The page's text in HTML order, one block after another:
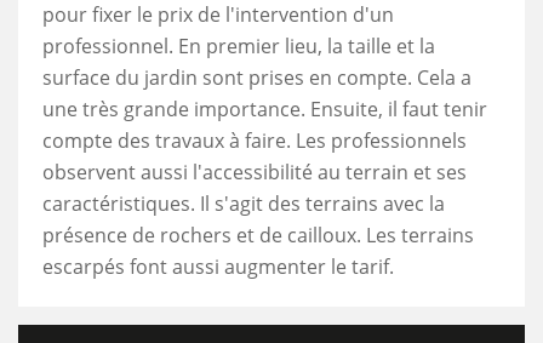
pour fixer le prix de l'intervention d'un
professionnel. En premier lieu, la taille et la
surface du jardin sont prises en compte. Cela a
une très grande importance. Ensuite, il faut tenir
compte des travaux à faire. Les professionnels
observent aussi l'accessibilité au terrain et ses
caractéristiques. Il s'agit des terrains avec la
présence de rochers et de cailloux. Les terrains
escarpés font aussi augmenter le tarif.